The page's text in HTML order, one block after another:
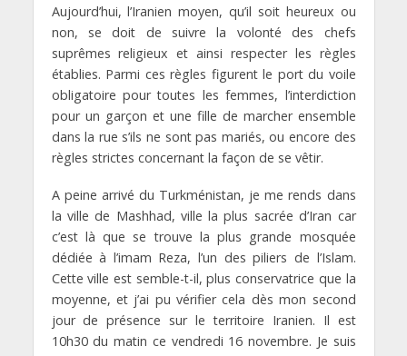
Aujourd’hui, l’Iranien moyen, qu’il soit heureux ou
non, se doit de suivre la volonté des chefs
suprêmes religieux et ainsi respecter les règles
établies. Parmi ces règles figurent le port du voile
obligatoire pour toutes les femmes, l’interdiction
pour un garçon et une fille de marcher ensemble
dans la rue s’ils ne sont pas mariés, ou encore des
règles strictes concernant la façon de se vêtir.
A peine arrivé du Turkménistan, je me rends dans
la ville de Mashhad, ville la plus sacrée d’Iran car
c’est là que se trouve la plus grande mosquée
dédiée à l’imam Reza, l’un des piliers de l’Islam.
Cette ville est semble-t-il, plus conservatrice que la
moyenne, et j’ai pu vérifier cela dès mon second
jour de présence sur le territoire Iranien. Il est
10h30 du matin ce vendredi 16 novembre. Je suis